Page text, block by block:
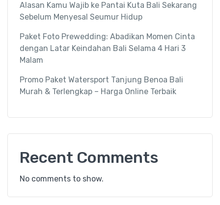
Alasan Kamu Wajib ke Pantai Kuta Bali Sekarang
Sebelum Menyesal Seumur Hidup
Paket Foto Prewedding: Abadikan Momen Cinta
dengan Latar Keindahan Bali Selama 4 Hari 3
Malam
Promo Paket Watersport Tanjung Benoa Bali
Murah & Terlengkap – Harga Online Terbaik
Recent Comments
No comments to show.